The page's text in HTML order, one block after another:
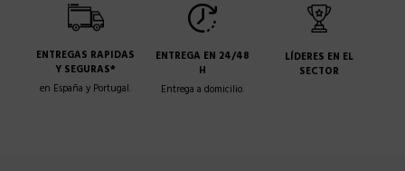
ENTREGAS RAPIDAS
Y SEGURAS*
en España y Portugal.
ENTREGA EN 24/48
H
Entrega a domicilio.
LÍDERES EN EL
SECTOR